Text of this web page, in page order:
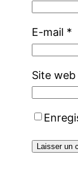
E-mail *
Site web